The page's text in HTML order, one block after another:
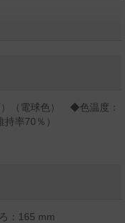
（電球色） ◆色温度：
率70％）
165 mm